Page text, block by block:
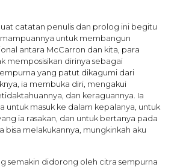
catatan penulis dan prolog ini begitu
untuk membangun
antara McCarron dan kita, para
memposisikan dirinya sebagai
yang patut dikagumi dari
ia membuka diri, mengakui
dan keraguannya. Ia
untuk masuk ke dalam kepalanya, untuk
ia rasakan, dan untuk bertanya pada
bisa melakukannya, mungkinkah aku
semakin didorong oleh citra sempurna